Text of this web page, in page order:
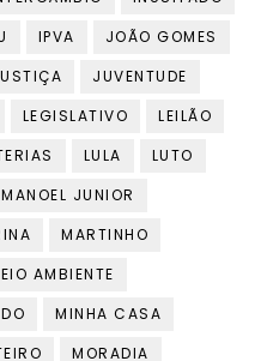
IPVA
JOÃO GOMES
JUVENTUDE
LEGISLATIVO
LEILÃO
LULA
LUTO
MANOEL JUNIOR
MARTINHO
AMBIENTE
MINHA CASA
MORADIA